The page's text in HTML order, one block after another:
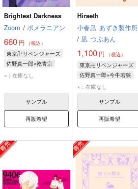
Brightest Darkness
Zoom / ポメラニアン
660 円 （税込）
東京卍リベンジャーズ
佐野真一郎×乾青宗
佐野真一郎
×：在庫なし
サンプル
再販希望
Hiraeth
小春凪 あずき製作所
/ 凪 つぶあん
1,100 円 （税込）
東京卍リベンジャーズ
佐野真一郎×今牛若狭
佐野真一郎
×：在庫なし
サンプル
再販希望